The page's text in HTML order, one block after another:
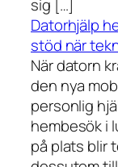
sig […]
Datorhjälp
stöd när
När datorn
den nya
personlig
hembesök i
på plats blir